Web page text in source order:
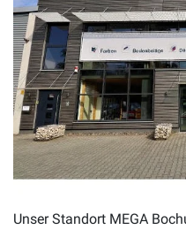
Unser Standort MEGA